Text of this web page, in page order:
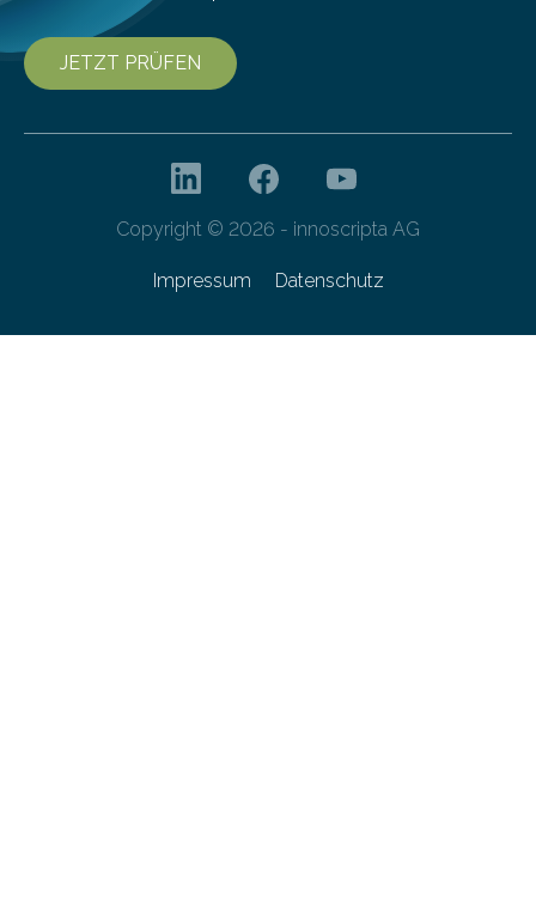
JETZT PRÜFEN
Copyright © 2026 - innoscripta AG
Impressum Datenschutz